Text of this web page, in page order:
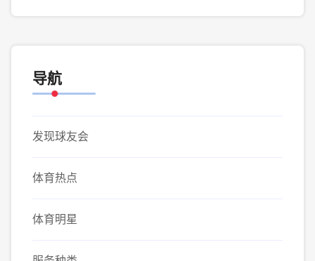
导航
发现球友会
体育热点
体育明星